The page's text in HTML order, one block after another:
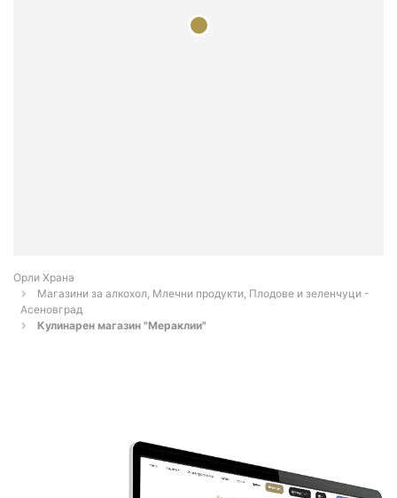
Орли Храна
Магазини за алкохол, Млечни продукти, Плодове и зеленчуци -
Асеновград
Кулинарен магазин "Мераклии"